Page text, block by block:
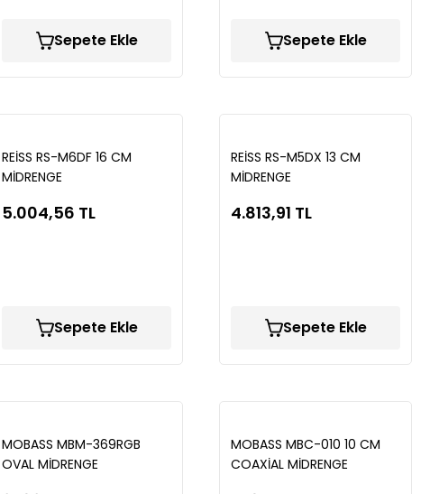
Sepete Ekle Sepete Ekle
REİSS RS-M6DF 16 CM
MİDRENGE
5.004,56 TL
Sepete Ekle
REİSS RS-M5DX 13 CM
MİDRENGE
4.813,91 TL
Sepete Ekle
MOBASS MBM-369RGB
OVAL MİDRENGE
MOBASS MBC-010 10 CM
COAXİAL MİDRENGE